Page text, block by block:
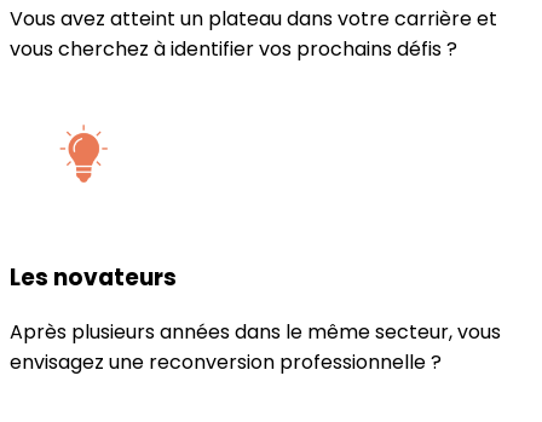
Vous avez atteint un plateau dans votre carrière et
vous cherchez à identifier vos prochains défis ?
Les novateurs
Après plusieurs années dans le même secteur, vous
envisagez une reconversion professionnelle ?